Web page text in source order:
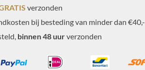
verzonden
bij besteding van minder dan €40,-
binnen 48 uurverzonden